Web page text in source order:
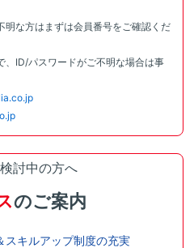
な方はまずは会員番号をご確認くだ
ID/パスワードがご不明な場合は事
討中の方へ
のご案内
スキルアップ制度の充実